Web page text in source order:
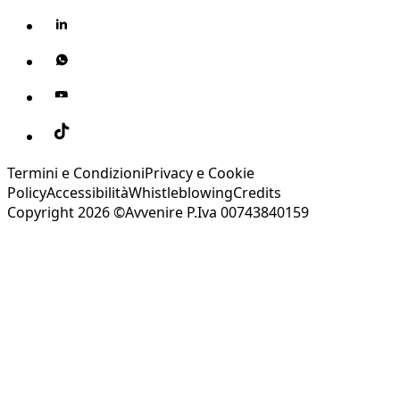
Termini e CondizioniPrivacy e Cookie
PolicyAccessibilitàWhistleblowingCredits
Copyright 2026 ©Avvenire P.Iva 00743840159